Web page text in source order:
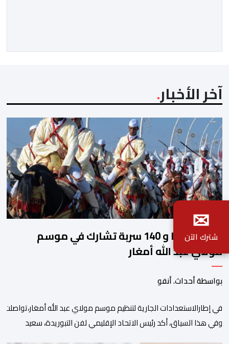
آخر الأخبار
2140 فارسا و 140 سربة تشارك في موسم
مولاي عبد الله أمغار
بواسطة أحداث. أنفو
في إطارالاستعدادات الجارية لتنظيم موسم مولاي عبد الله
وفي هذا السياق، أكد رئيس الاتحاد الإقليمي لفن التبوريدة، سعيد
✉
شترك الآن